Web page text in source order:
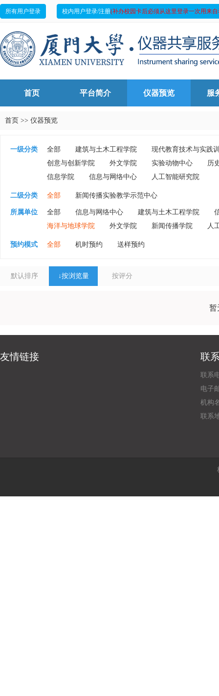
所有用户登录 校内用户登录/注册(补办校园卡后必须从这里登录一次用来
首页 平台简介 仪器预览 服
首页 >> 仪器预览
一级分类 全部 建筑与土木工程学院
现代教育技术与实践
创意与创新学院
外文学院 实验动物中心
历
信息学院
信息与网络中心 人工智能研究院
二级分类 全部 新闻传播实验教学示范中心
所属单位 全部 信息与网络中心 建筑与土木工程学院
海洋与地球学院
外文学院 新闻传播学院 人
预约模式 全部 机时预约 送样预约
默认排序 ↓按浏览量 按评分
暂
友情链接 联
联系
电子
机构
联系